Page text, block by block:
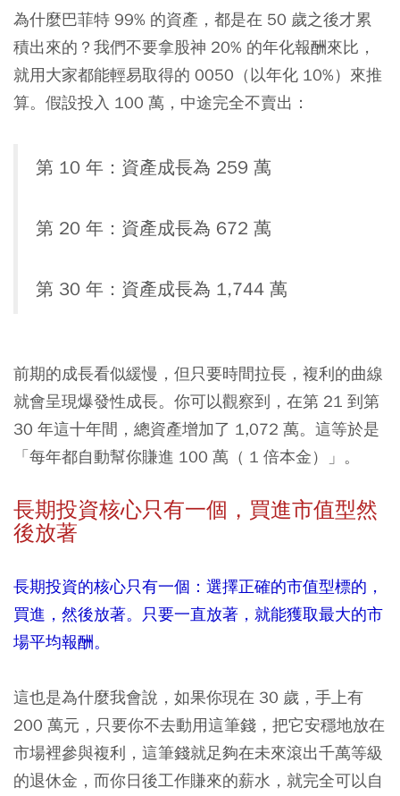
為什麼巴菲特 99% 的資產，都是在 50 歲之後才累
積出來的？我們不要拿股神 20% 的年化報酬來比，
就用大家都能輕易取得的 0050（以年化 10%）來推
算。假設投入 100 萬，中途完全不賣出：
第 10 年：資產成長為 259 萬
第 20 年：資產成長為 672 萬
第 30 年：資產成長為 1,744 萬
前期的成長看似緩慢，但只要時間拉長，複利的曲線
就會呈現爆發性成長。你可以觀察到，在第 21 到第
30 年這十年間，總資產增加了 1,072 萬。這等於是
「每年都自動幫你賺進 100 萬（ 1 倍本金）」。
長期投資核心只有一個，買進市值型然
後放著
長期投資的核心只有一個：選擇正確的市值型標的，
買進，然後放著。只要一直放著，就能獲取最大的市
場平均報酬。
這也是為什麼我會說，如果你現在 30 歲，手上有
200 萬元，只要你不去動用這筆錢，把它安穩地放在
市場裡參與複利，這筆錢就足夠在未來滾出千萬等級
的退休金，而你日後工作賺來的薪水，就完全可以自